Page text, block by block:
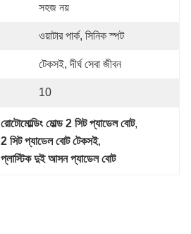
সহজ নয়
ওয়াটার পার্ক, সিনিক স্পট
টেকসই, দীর্ঘ সেবা জীবন
10
রোটোমোল্ডিং মোল্ড 2 সিট প্যাডেল বোট,
2 সিট প্যাডেল বোট টেকসই,
প্লাস্টিক দুই আসন প্যাডেল বোট